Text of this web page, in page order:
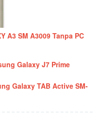
A3 SM A3009 Tanpa PC
Galaxy J7 Prime
Galaxy TAB Active SM-